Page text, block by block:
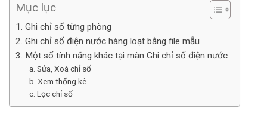
Mục lục
1. Ghi chỉ số từng phòng
2. Ghi chỉ số điện nước hàng loạt bằng file mẫu
3. Một số tính năng khác tại màn Ghi chỉ số điện nước
a. Sửa, Xoá chỉ số
b. Xem thống kê
c. Lọc chỉ số